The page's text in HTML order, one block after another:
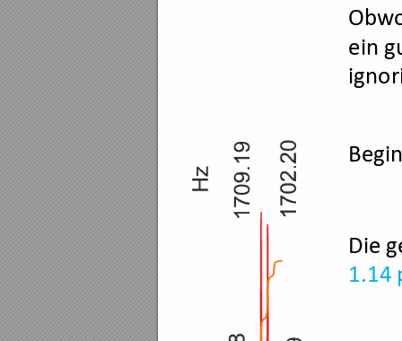
Obw
ein
Die
1.14